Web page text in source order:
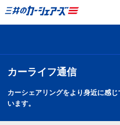
カーライフ通信
カーシェアリングをより身近に感
います。